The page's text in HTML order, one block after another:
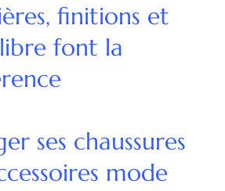
finitions et
font la
ses chaussures
mode